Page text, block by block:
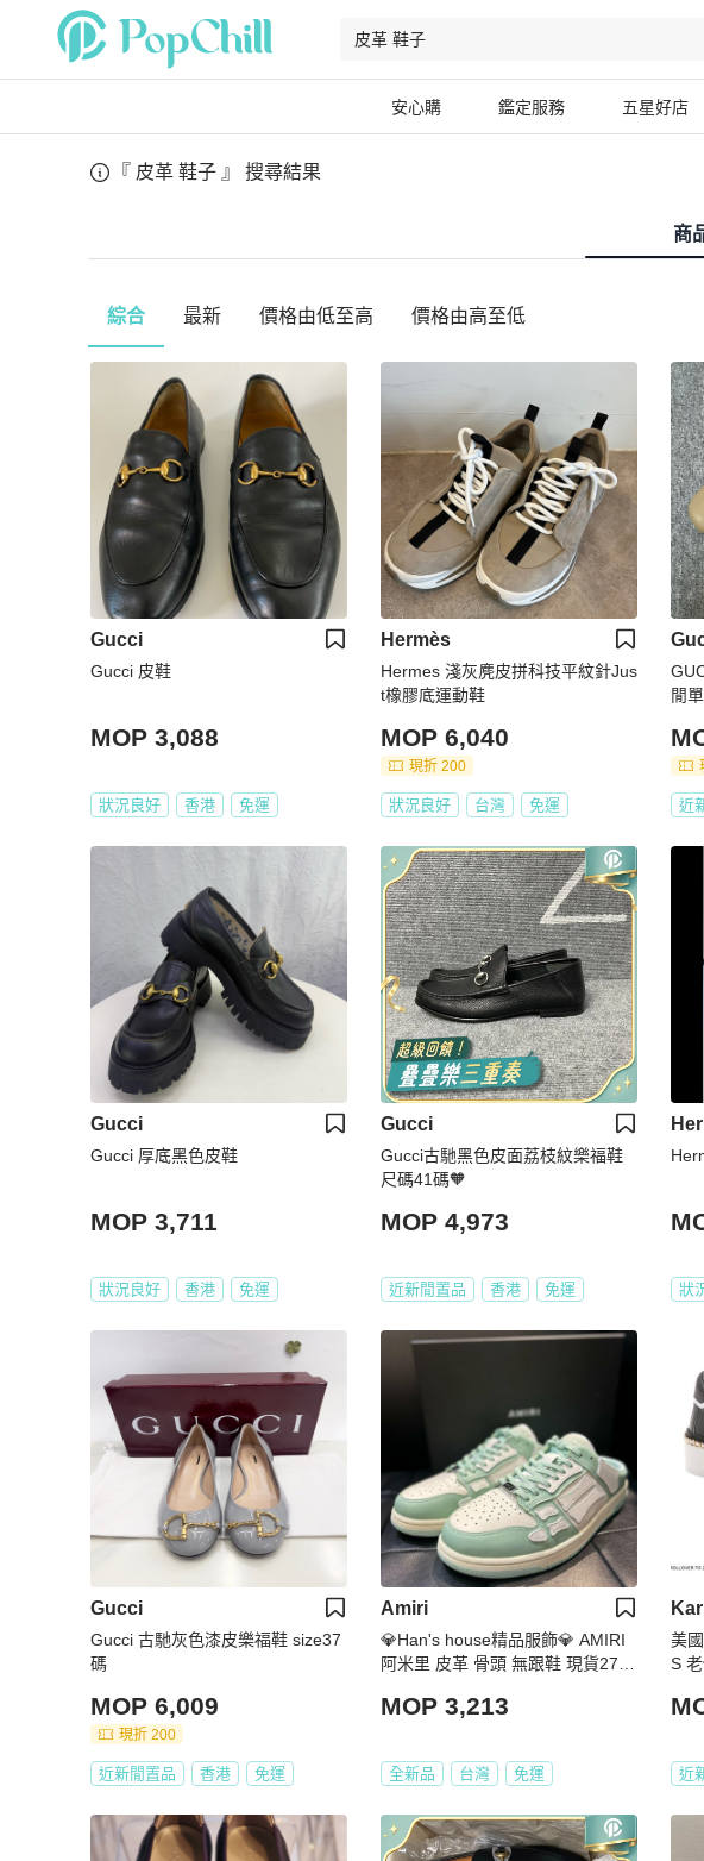
安心購 鑑定服務 五星好店
『 皮革 鞋子 』 搜尋結果
商
綜合 最新 價格由低至高 價格由高至低
Gucci
Gucci 皮鞋
MOP 3,088
狀況良好 香港 免運
Hermès
Hermes 淺灰麂皮拼科技平紋針Jus
t橡膠底運動鞋
MOP 6,040
現折 200
狀況良好 台灣 免運 近
Gucci
Gucci 厚底黑色皮鞋
MOP 3,711
狀況良好 香港 免運
Gucci
Gucci古馳黑色皮面荔枝紋樂福鞋
尺碼41碼🧡
MOP 4,973
近新閒置品 香港 免運 狀
Gucci
Gucci 古馳灰色漆皮樂福鞋 size37
碼
MOP 6,009
現折 200
近新閒置品 香港 免運
Amiri
💎Han's house精品服飾💎 AMIRI
阿米里 皮革 骨頭 無跟鞋 現貨27
MOP 3,213
全新品 台灣 免運
美
S
近